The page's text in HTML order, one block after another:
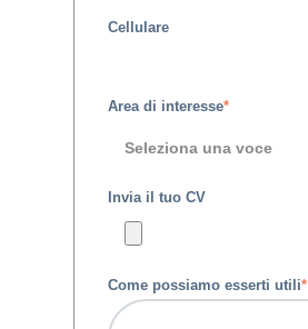
Cellulare
Area di interesse*
Invia il tuo CV
Come possiamo esserti utili*